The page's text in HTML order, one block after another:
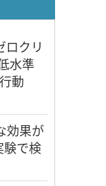
ロクリ
水準
動
効果が
験で検